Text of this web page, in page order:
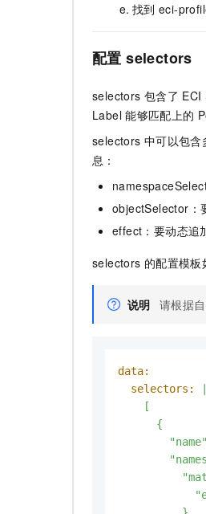
找到 eci-
配置 selectors
selectors 包含了 ECI
Label 能够匹配上的
selectors 中可以包含
息：
objectSelector：
effect：要动态追
selectors 的配置模板
说明 请根据
data:
selectors:
|
    [
      {